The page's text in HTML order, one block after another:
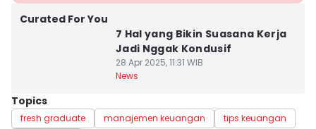
Curated For You
7 Hal yang Bikin Suasana Kerja
Jadi Nggak Kondusif
28 Apr 2025, 11:31 WIB
News
Topics
fresh graduate manajemen keuangan
tips keuangan